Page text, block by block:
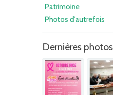
Patrimoine
Photos d'autrefois
Dernières photos